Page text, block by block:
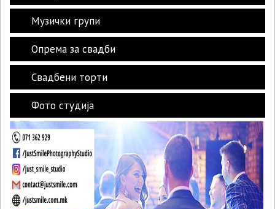
Музички групи
Опрема за свадби
Свадбени торти
Фото студиja